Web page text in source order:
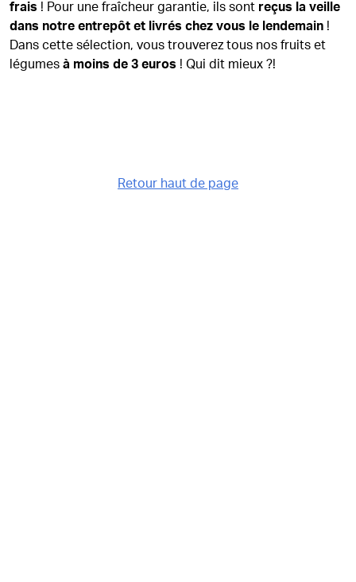
Retour haut de page
frais ! Pour une fraîcheur garantie, ils sont reçus la veille
dans notre entrepôt et livrés chez vous le lendemain !
Dans cette sélection, vous trouverez tous nos fruits et
légumes à moins de 3 euros ! Qui dit mieux ?!